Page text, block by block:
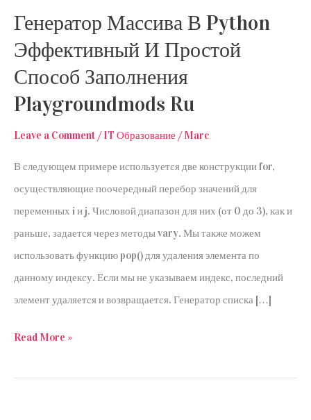
Генератор Массива В Python
Эффективный И Простой
Способ Заполнения
Playgroundmods Ru
Leave a Comment /IT Образование /Marc
В следующем примере используется две конструкции for,
осуществляющие поочередный перебор значений для
переменных i и j. Числовой диапазон для них (от 0 до 3), как и
раньше, задается через методы vary. Мы также можем
использовать функцию pop() для удаления элемента по
данному индексу. Если мы не указываем индекс, последний
элемент удаляется и возвращается. Генератор списка […]
Генератор
В
Read More »